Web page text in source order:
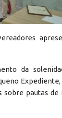
da
sobre pautas de